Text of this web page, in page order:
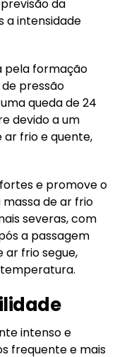
da
a intensidade
pela formação
pressão
queda de 24
devido a um
frio e quente,
e promove o
de ar frio
severas, com
a passagem
ar frio segue,
intenso e
frequente e mais